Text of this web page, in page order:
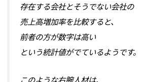
存在する会社とそうでない会社の
売上高増加率を比較すると、
前者の方が数字は高い
という統計値がでているようです。
このような右腕人材は、